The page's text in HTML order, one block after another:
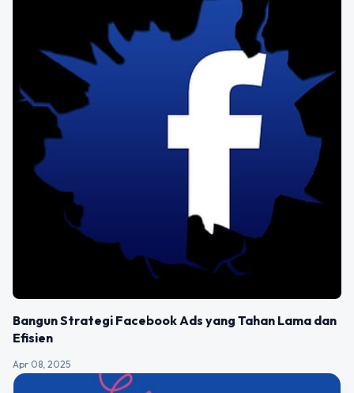
Bangun Strategi Facebook Ads yang Tahan Lama dan
Efisien
Apr 08, 2025